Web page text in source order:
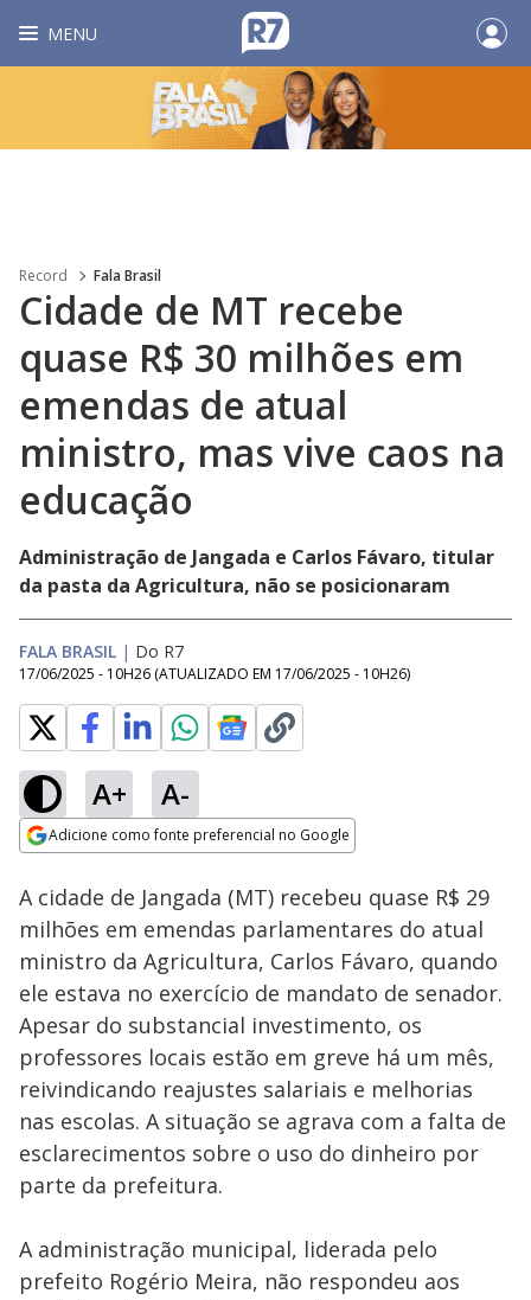
MENU
Record Fala Brasil
Cidade de MT recebe
quase R$ 30 milhões em
emendas de atual
ministro, mas vive caos na
educação
Administração de Jangada e Carlos Fávaro, titular
da pasta da Agricultura, não se posicionaram
FALA BRASIL | Do R7
17/06/2025 - 10H26 (ATUALIZADO EM 17/06/2025 - 10H26)
A+ A-
Adicione como fonte preferencial no Google
Ativar
Loaded
20.30%
A cidade de Jangada (MT) recebeu quase R$ 29
milhões em emendas parlamentares do atual
ministro da Agricultura, Carlos Fávaro, quando
ele estava no exercício de mandato de senador.
Apesar do substancial investimento, os
professores locais estão em greve há um mês,
reivindicando reajustes salariais e melhorias
nas escolas. A situação se agrava com a falta de
esclarecimentos sobre o uso do dinheiro por
parte da prefeitura.
A administração municipal, liderada pelo
prefeito Rogério Meira, não respondeu aos